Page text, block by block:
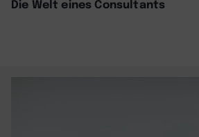
Die Welt eines Consultants